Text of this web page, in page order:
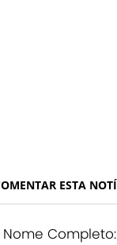
ESTA
Nome Completo: